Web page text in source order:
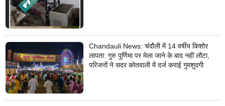
Chandauli News: चंदौली में 14 वर्षीय किशोर
लापता: गुरु पूर्णिमा पर मेला जाने के बाद नहीं लौटा,
परिजनों ने सदर कोतवाली में दर्ज कराई गुमशुदगी